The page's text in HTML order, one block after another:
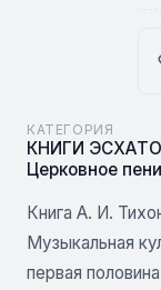
КАТЕГОРИЯ
КНИГИ
Церковное
Книга А. И.
Музыкальная
первая